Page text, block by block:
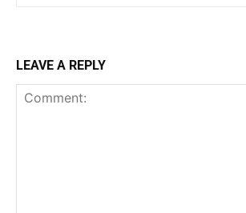
LEAVE A REPLY